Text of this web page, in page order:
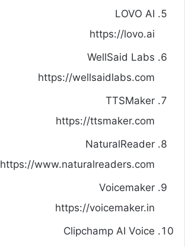
LOVO AI
https://lovo.ai
WellSaid Labs
https://wellsaidlabs.com
TTSMaker
https://ttsmaker.com
NaturalReader
https://www.naturalreaders.com
Voicemaker
https://voicemaker.in
Clipchamp AI Voice